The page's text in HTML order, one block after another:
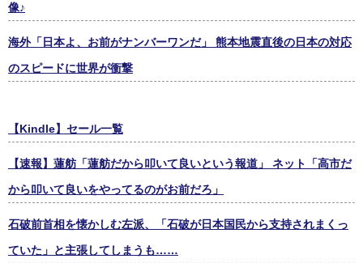
像♪
海外「日本よ、お前がナンバーワンだ」 熊本地震直後の日本の対応
のスピードに世界が衝撃
【Kindle】セール一覧
【速報】蓮舫「蓮舫だから叩いて良いという報道」 ネット「高市だ
から叩いて良いをやってるのがお前だろ」
石破前首相を懐かしむ左派、「石破が日本国民から支持されまくっ
ていた」と主張してしまうも……